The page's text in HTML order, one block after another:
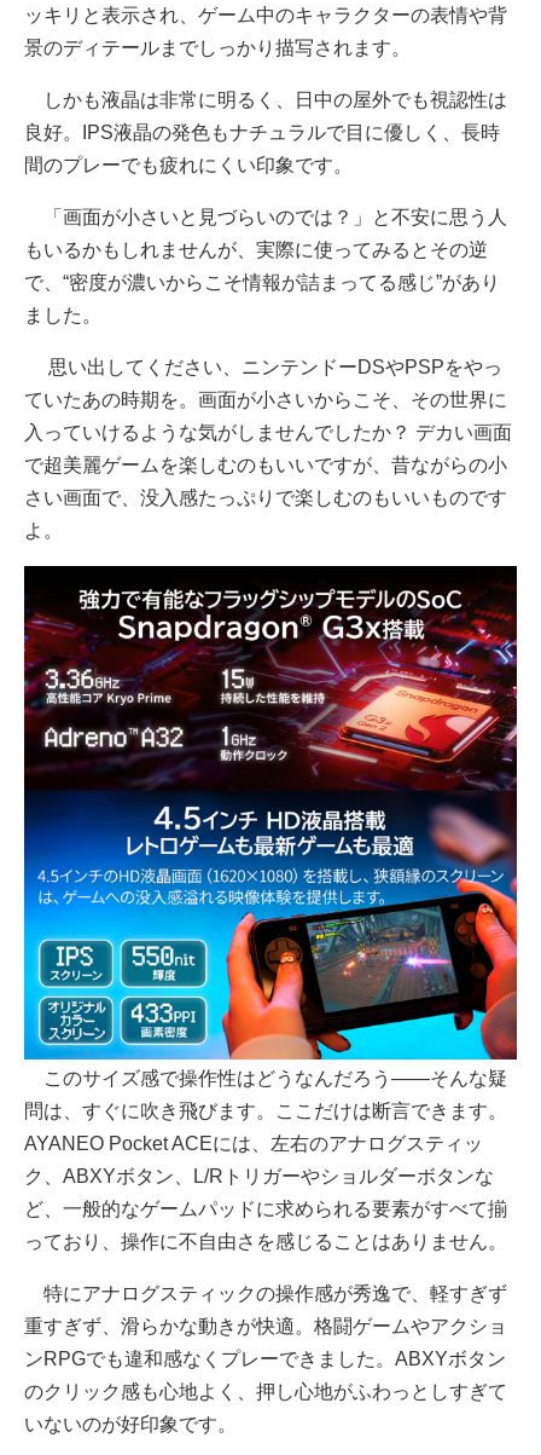
ッキリと表示され、ゲーム中のキャラクターの表情や背
景のディテールまでしっかり描写されます。
しかも液晶は非常に明るく、日中の屋外でも視認性は
良好。IPS液晶の発色もナチュラルで目に優しく、長時
間のプレーでも疲れにくい印象です。
「画面が小さいと見づらいのでは？」と不安に思う人
もいるかもしれませんが、実際に使ってみるとその逆
で、“密度が濃いからこそ情報が詰まってる感じ”があり
ました。
思い出してください、ニンテンドーDSやPSPをやっ
ていたあの時期を。画面が小さいからこそ、その世界に
入っていけるような気がしませんでしたか？ デカい画面
で超美麗ゲームを楽しむのもいいですが、昔ながらの小
さい画面で、没入感たっぷりで楽しむのもいいものです
よ。
このサイズ感で操作性はどうなんだろう――そんな疑
問は、すぐに吹き飛びます。ここだけは断言できます。
AYANEO Pocket ACEには、左右のアナログスティッ
ク、ABXYボタン、L/Rトリガーやショルダーボタンな
ど、一般的なゲームパッドに求められる要素がすべて揃
っており、操作に不自由さを感じることはありません。
特にアナログスティックの操作感が秀逸で、軽すぎず
重すぎず、滑らかな動きが快適。格闘ゲームやアクショ
ンRPGでも違和感なくプレーできました。ABXYボタン
のクリック感も心地よく、押し心地がふわっとしすぎて
いないのが好印象です。